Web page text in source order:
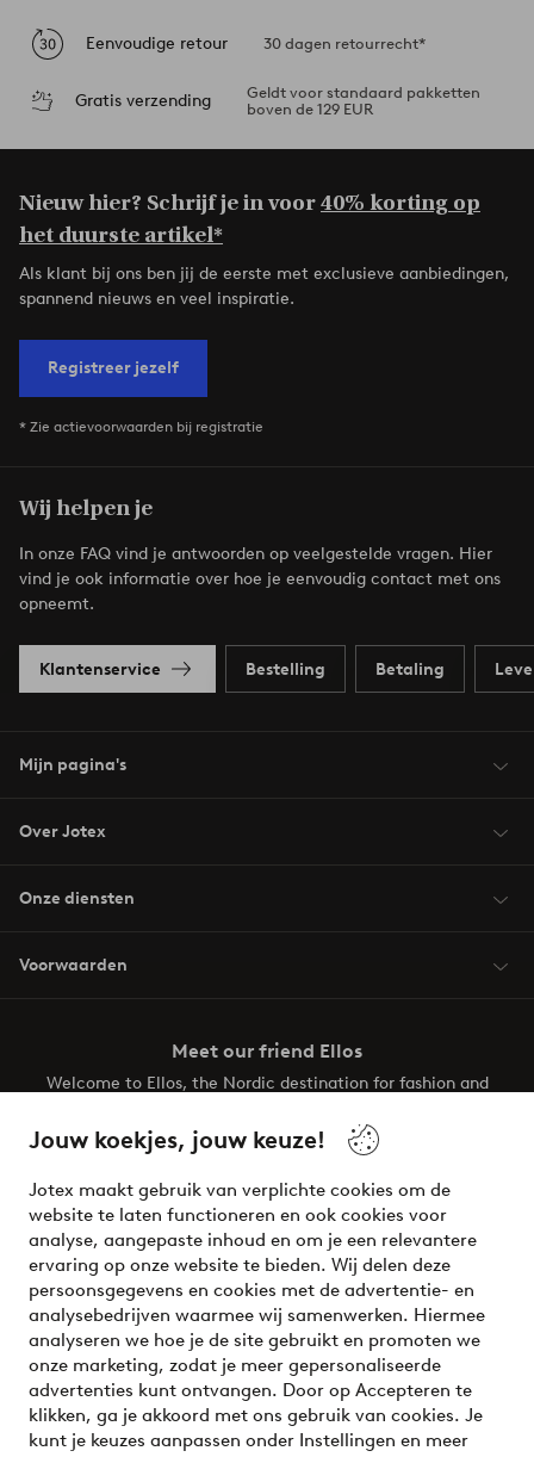
Jouw koekjes, jouw keuze!
Jotex maakt gebruik van verplichte cookies om de
website te laten functioneren en ook cookies voor
analyse, aangepaste inhoud en om je een relevantere
ervaring op onze website te bieden. Wij delen deze
persoonsgegevens en cookies met de advertentie- en
analysebedrijven waarmee wij samenwerken. Hiermee
analyseren we hoe je de site gebruikt en promoten we
onze marketing, zodat je meer gepersonaliseerde
advertenties kunt ontvangen. Door op Accepteren te
klikken, ga je akkoord met ons gebruik van cookies. Je
kunt je keuzes aanpassen onder Instellingen en meer
Eenvoudige retour 30 dagen retourrecht*
Gratis verzending
Geldt voor standaard pakketten
boven de 129 EUR
Nieuw hier? Schrijf je in voor40% korting op
het duurste artikel*
Als klant bij ons ben jij de eerste met exclusieve aanbiedingen,
spannend nieuws en veel inspiratie.
Registreer jezelf
* Zie actievoorwaarden bij registratie
Wij helpen je
In onze FAQ vind je antwoorden op veelgestelde vragen. Hier
vind je ook informatie over hoe je eenvoudig contact met ons
opneemt.
Klantenservice Bestelling Betaling
Mijn pagina's
Over Jotex
Onze diensten
Voorwaarden
Meet our friend Ellos
Welcome to Ellos, the Nordic destination for fashion and
your wardrobe. Your next inspiring look is here!
Veilig betalen - Nu betalen of opsplitsen
Wil je meer weten over onze betaalopties?